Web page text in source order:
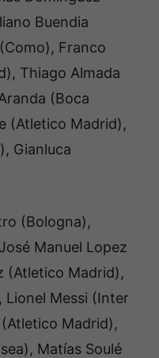
Buendia
Franco
Thiago Almada
(Boca
(Atletico Madrid),
Gianluca
(Bologna),
Manuel Lopez
(Atletico Madrid),
Lionel Messi (Inter
Madrid),
Matías Soulé